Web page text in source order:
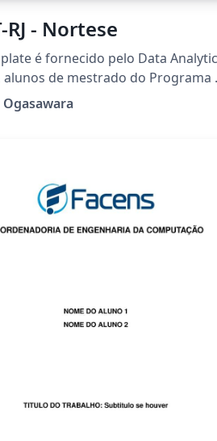
RJ - Nortese
é fornecido pelo Data
alunos de mestrado do Programa
em Ciência da Computação e
de mestrado e doutorado do